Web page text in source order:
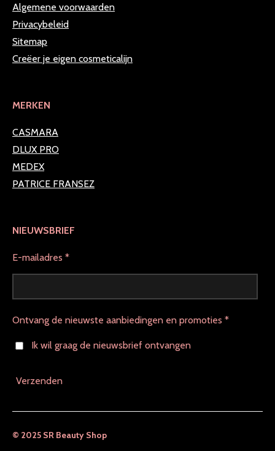
Algemene voorwaarden
Privacybeleid
Sitemap
Creëer je eigen cosmeticalijn
MERKEN
CASMARA
DLUX PRO
MEDEX
PATRICE FRANSEZ
NIEUWSBRIEF
E-mailadres *
Ontvang de nieuwste aanbiedingen en promoties *
Ik wil graag de nieuwsbrief ontvangen
Verzenden
© 2025 SR Beauty Shop